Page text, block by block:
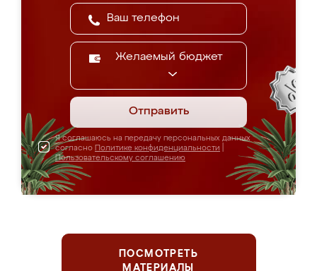
Желаемый бюджет
Отправить
Я соглашаюсь на передачу персональных данных
согласно Политике конфиденциальности
Пользовательскому соглашению
ПОСМОТРЕТЬ
МАТЕРИАЛЫ